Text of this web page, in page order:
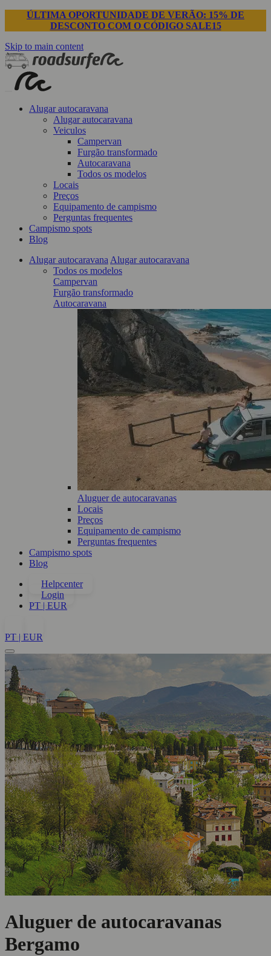
ÚLTIMA OPORTUNIDADE DE VERÃO: 15% DE
DESCONTO COM O CÓDIGO SALE15
Skip to main content
Alugar autocaravana
Alugar autocaravana
Veiculos
Campervan
Furgão transformado
Autocaravana
Todos os modelos
Locais
Preços
Equipamento de campismo
Perguntas frequentes
Campismo spots
Blog
Alugar autocaravana Alugar autocaravana
Todos os modelos
Campervan
Furgão transformado
Autocaravana
Aluguer de autocaravanas
Locais
Preços
Equipamento de campismo
Perguntas frequentes
Campismo spots
Blog
Helpcenter
Login
PT | EUR
PT | EUR
Aluguer de autocaravanas
Bergamo